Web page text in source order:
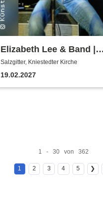
Elizabeth Lee & Band |
Kniestedter Kirche
Salzgitter, Kniestedter Kirche
19.02.2027
1 - 30 von 362
1 2 3 4 5 ❯